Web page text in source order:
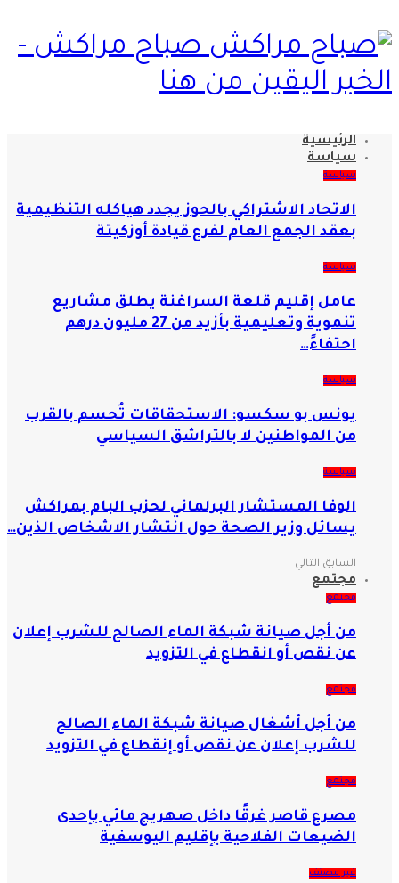
صباح مراكش -
الخبر اليقين من هنا
الرئيسية
سياسة
سياسة
الاتحاد الاشتراكي بالحوز يجدد هياكله التنظيمية
بعقد الجمع العام لفرع قيادة أوزكيتة
سياسة
عامل إقليم قلعة السراغنة يطلق مشاريع
تنموية وتعليمية بأزيد من 27 مليون درهم
احتفاءً…
سياسة
يونس بو سكسو: الاستحقاقات تُحسم بالقرب
من المواطنين لا بالتراشق السياسي
سياسة
الوفا المستشار البرلماني لحزب البام بمراكش
يسائل وزير الصحة حول انتشار الاشخاص الذين…
السابق التالي
مجتمع
مجتمع
من أجل صيانة شبكة الماء الصالح للشرب إعلان
عن نقص أو انقطاع في التزويد
مجتمع
من أجل أشغال صيانة شبكة الماء الصالح
للشرب إعلان عن نقص أو إنقطاع في التزويد
مجتمع
مصرع قاصر غرقًا داخل صهريج مائي بإحدى
الضيعات الفلاحية بإقليم اليوسفية
غير مصنف